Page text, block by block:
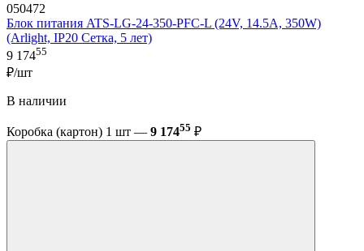
050472
Блок питания ATS-LG-24-350-PFC-L (24V, 14.5A, 350W)
(Arlight, IP20 Сетка, 5 лет)
9 17455
₽/шт
В наличии
Коробка (картон) 1 шт — 9 17455 ₽